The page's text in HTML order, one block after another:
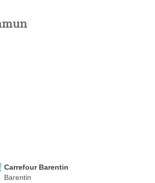
Carrefour Barentin
Barentin